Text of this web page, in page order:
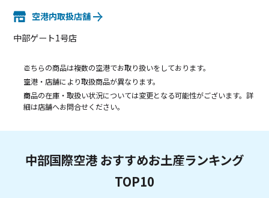
空港内取扱店舗
中部ゲート1号店
こちらの商品は複数の空港でお取り扱いをしております。
空港・店舗により取扱商品が異なります。
商品の在庫・取扱い状況については変更となる可能性がございます。詳
細は店舗へお問合せください。
中部国際空港 おすすめお土産ランキング
TOP10